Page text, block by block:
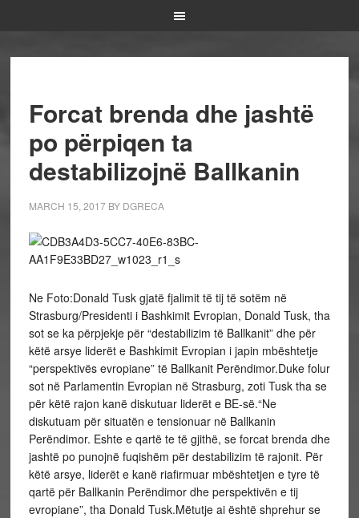
Forcat brenda dhe jashtë
po përpiqen ta
destabilizojnë Ballkanin
MARCH 15, 2017BY DGRECA
Ne Foto:Donald Tusk gjatë fjalimit të tij të sotëm në
Strasburg/Presidenti i Bashkimit Evropian, Donald Tusk, tha
sot se ka përpjekje për “destabilizim të Ballkanit” dhe për
këtë arsye liderët e Bashkimit Evropian i japin mbështetje
“perspektivës evropiane” të Ballkanit Perëndimor.Duke folur
sot në Parlamentin Evropian në Strasburg, zoti Tusk tha se
për këtë rajon kanë diskutuar liderët e BE-së.“Ne
diskutuam për situatën e tensionuar në Ballkanin
Perëndimor. Eshte e qartë te të gjithë, se forcat brenda dhe
jashtë po punojnë fuqishëm për destabilizim të rajonit. Për
këtë arsye, liderët e kanë riafirmuar mbështetjen e tyre të
qartë për Ballkanin Perëndimor dhe perspektivën e tij
evropiane”, tha Donald Tusk.Mëtutje ai është shprehur se